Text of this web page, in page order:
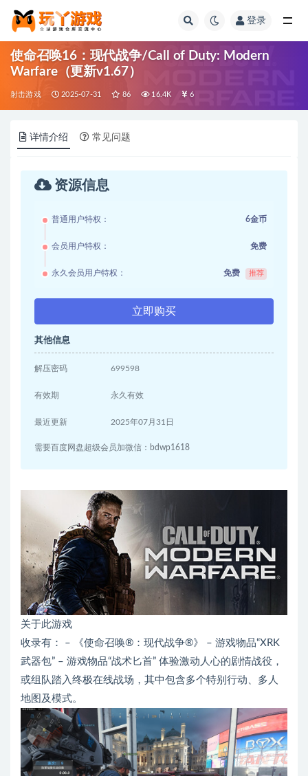
登录
使命召唤16：现代战争/Call of Duty: Modern
Warfare（更新v1.67）
射击游戏 2025-07-31 86 16.4K 6
详情介绍 常见问题
资源信息
普通用户特权： 6金币
会员用户特权： 免费
永久会员用户特权： 免费 推荐
立即购买
其他信息
解压密码 699598
有效期 永久有效
最近更新 2025年07月31日
需要百度网盘超级会员加微信：bdwp1618
关于此游戏
收录有： – 《使命召唤®：现代战争®》 – 游戏物品“XRK
武器包” – 游戏物品“战术匕首” 体验激动人心的剧情战役，
或组队踏入终极在线战场，其中包含多个特别行动、多人
地图及模式。